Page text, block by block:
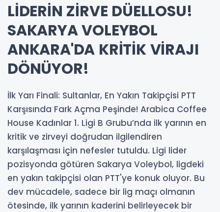
LİDERİN ZİRVE DÜELLOSU!
SAKARYA VOLEYBOL
ANKARA'DA KRİTİK VİRAJI
DÖNÜYOR!
İlk Yarı Finali: Sultanlar, En Yakın Takipçisi PTT
Karşısında Fark Açma Peşinde! Arabica Coffee
House Kadınlar 1. Ligi B Grubu’nda ilk yarının en
kritik ve zirveyi doğrudan ilgilendiren
karşılaşması için nefesler tutuldu. Ligi lider
pozisyonda götüren Sakarya Voleybol, ligdeki
en yakın takipçisi olan PTT'ye konuk oluyor. Bu
dev mücadele, sadece bir lig maçı olmanın
ötesinde, ilk yarının kaderini belirleyecek bir